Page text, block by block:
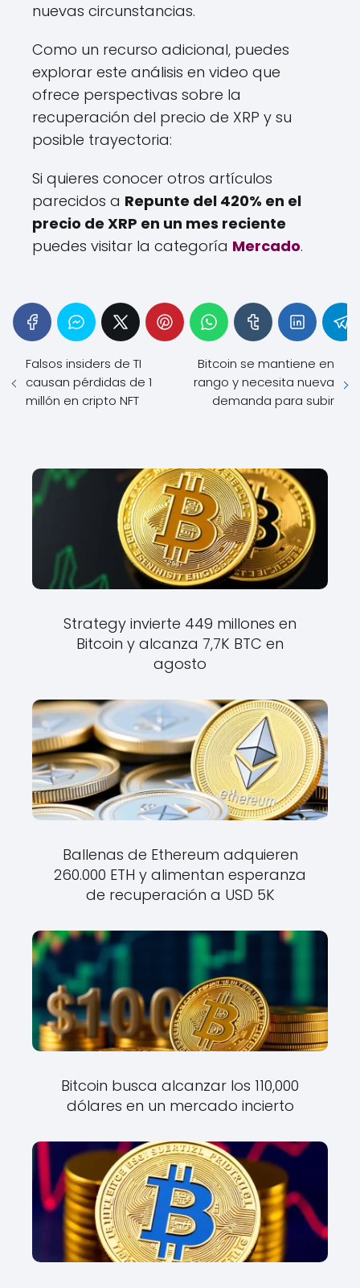
nuevas circunstancias.
Como un recurso adicional, puedes
explorar este análisis en video que
ofrece perspectivas sobre la
recuperación del precio de XRP y su
posible trayectoria:
Si quieres conocer otros artículos
parecidos a Repunte del 420% en el
precio de XRP en un mes reciente
puedes visitar la categoría Mercado.
Falsos insiders de TI
causan pérdidas de 1
millón en cripto NFT
Bitcoin se mantiene en
rango y necesita nueva
demanda para subir
Strategy invierte 449 millones en
Bitcoin y alcanza 7,7K BTC en
agosto
Ballenas de Ethereum adquieren
260.000 ETH y alimentan esperanza
de recuperación a USD 5K
Bitcoin busca alcanzar los 110,000
dólares en un mercado incierto